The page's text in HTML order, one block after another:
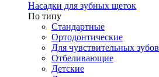
Насадки для зубных щеток
По типу
Стандартные
Ортодонтические
Для чувствительных зубов
Отбеливающие
Детские